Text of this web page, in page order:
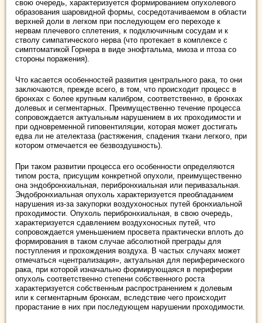
свою очередь, характеризуется формированием опухолевого
образования шаровидной формы, сосредотачиваемом в области
верхней доли в легком при последующем его переходе к
нервам плечевого сплетения, к подключичным сосудам и к
стволу симпатического нерва (что протекает в комплексе с
симптоматикой Горнера в виде энофтальма, миоза и птоза со
стороны поражения).
Что касается особенностей развития центрального рака, то они
заключаются, прежде всего, в том, что происходит процесс в
бронхах с более крупным калибром, соответственно, в бронхах
долевых и сегментарных. Преимущественно течение процесса
сопровождается актуальным нарушением в их проходимости и
при одновременной гиповентиляции, которая может достигать
едва ли не ателектаза (растяжения, спадения ткани легкого, при
котором отмечается ее безвоздушность).
При таком развитии процесса его особенности определяются
типом роста, присущим конкретной опухоли, преимущественно
она эндобронхиальная, перибронхиальная или перивазальная.
Эндобронхиальная опухоль характеризуется преобладанием
нарушения из-за закупорки воздухоносных путей бронхиальной
проходимости. Опухоль перибронхиальная, в свою очередь,
характеризуется сдавлением воздухоносных путей, что
сопровождается уменьшением просвета практически вплоть до
формирования в таком случае абсолютной преграды для
поступления и прохождения воздуха. В частых случаях может
отмечаться «централизация», актуальная для периферического
рака, при которой изначально формирующаяся в периферии
опухоль соответственно степени собственного роста
характеризуется собственным распространением к долевым
или к сегментарным бронхам, вследствие чего происходит
прорастание в них при последующем нарушении проходимости.